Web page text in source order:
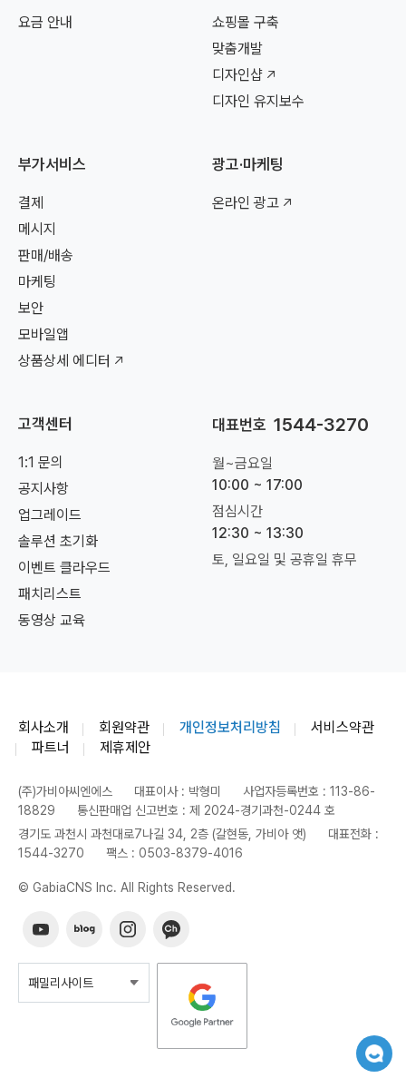
요금 안내
쇼핑몰 구축
맞춤개발
디자인샵
디자인 유지보수
부가서비스
결제
메시지
판매/배송
마케팅
보안
모바일앱
상품상세 에디터
광고·마케팅
온라인 광고
고객센터
1:1 문의
공지사항
업그레이드
솔루션 초기화
이벤트 클라우드
패치리스트
동영상 교육
대표번호 1544-3270
월~금요일
10:00 ~ 17:00
점심시간
12:30 ~ 13:30
토, 일요일 및 공휴일 휴무
회사소개 회원약관 개인정보처리방침
서비스약관
파트너
제휴제안
(주)가비아씨엔에스 대표이사 : 박형미
사업자등록번호 : 113-86-
18829
통신판매업 신고번호 : 제 2024-경기과천-0244 호
경기도 과천시 과천대로7나길 34, 2층 (갈현동, 가비아 앳)
대표전화 :
1544-3270
팩스 : 0503-8379-4016
© GabiaCNS Inc. All Rights Reserved.